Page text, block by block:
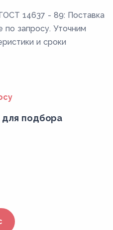
14637 - 89: Поставка
по запросу. Уточним
и сроки
подбора